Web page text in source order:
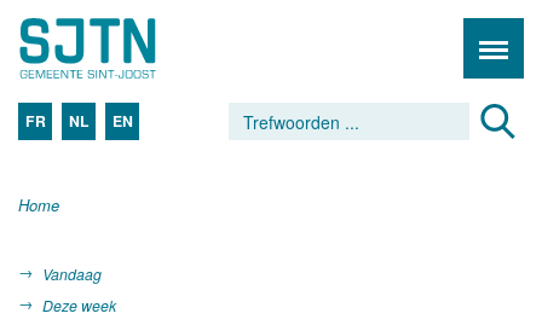
FR NL EN
Home
Vandaag
Deze week